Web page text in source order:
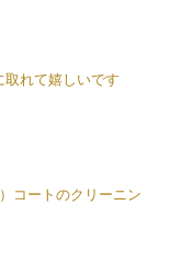
取れて嬉しいです
コートのクリーニン